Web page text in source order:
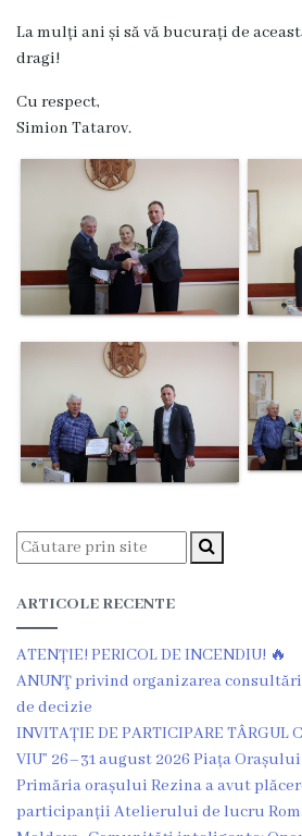
încasate
Întreprinderi
Grădinița
nr.1
,,Leagănul
copilăriei”
Grădinița
nr.2
,,Andrieș”
nr.5
,,Bucuria”
Grădinița
nr.6
,,Cocoșelul
de
Aur”
La mulți ani și să vă bucurați de
dragi!
Cu respect,
Simion Tatarov.
ARTICOLE RECENTE
ATENȚIE! PERICOL DE INCENDIU! 🔥
ANUNŢ privind organizarea
de decizie
INVITAȚIE DE PARTICIPARE TÂRGUL
VIU” 26–31 august 2026 Piața Orașului
Primăria orașului Rezina a avut
participanții Atelierului de lucru